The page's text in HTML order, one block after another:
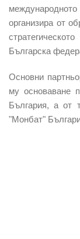
организира от
Българска
Основни
му основаване
България, а от
"Монбат"